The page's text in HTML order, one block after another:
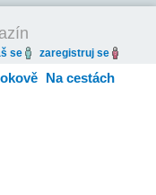
se zaregistruj se
Na cestách